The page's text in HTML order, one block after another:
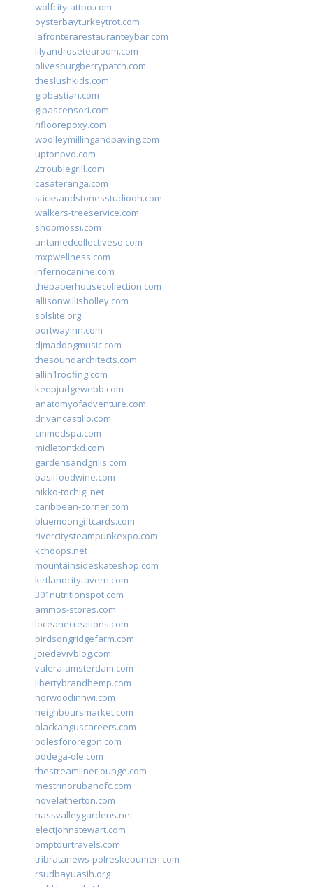
wolfcitytattoo.com
oysterbayturkeytrot.com
lafronterarestauranteybar.com
lilyandrosetearoom.com
olivesburgberrypatch.com
theslushkids.com
giobastian.com
glpascensori.com
rifloorepoxy.com
woolleymillingandpaving.com
uptonpvd.com
2troublegrill.com
casateranga.com
sticksandstonesstudiooh.com
walkers-treeservice.com
shopmossi.com
untamedcollectivesd.com
mxpwellness.com
infernocanine.com
thepaperhousecollection.com
allisonwillisholley.com
solslite.org
portwayinn.com
djmaddogmusic.com
thesoundarchitects.com
allin1roofing.com
keepjudgewebb.com
anatomyofadventure.com
drivancastillo.com
cmmedspa.com
midletontkd.com
gardensandgrills.com
basilfoodwine.com
nikko-tochigi.net
caribbean-corner.com
bluemoongiftcards.com
rivercitysteampunkexpo.com
kchoops.net
mountainsideskateshop.com
kirtlandcitytavern.com
301nutritionspot.com
ammos-stores.com
loceanecreations.com
birdsongridgefarm.com
joiedevivblog.com
valera-amsterdam.com
libertybrandhemp.com
norwoodinnwi.com
neighboursmarket.com
blackanguscareers.com
bolesfororegon.com
bodega-ole.com
thestreamlinerlounge.com
mestrinorubanofc.com
novelatherton.com
nassvalleygardens.net
electjohnstewart.com
omptourtravels.com
tribratanews-polreskebumen.com
rsudbayuasih.org